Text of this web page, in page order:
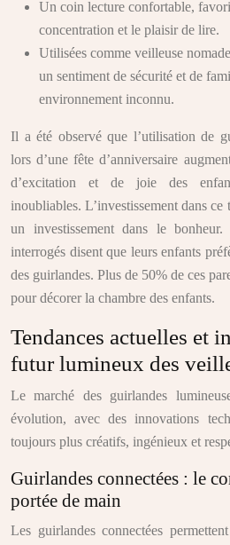
Un coin lecture confortable,
concentration et le plaisir de lire.
Utilisées comme veilleuse
un sentiment de sécurité et de
environnement inconnu.
Il a été observé que l’utilisation de
lors d’une fête d’anniversaire
d’excitation et de joie des
inoubliables. L’investissement dans
un investissement dans le
interrogés disent que leurs enfants
des guirlandes. Plus de 50% de ces
pour décorer la chambre des enfants.
Tendances actuelles et
futur lumineux des
Le marché des guirlandes
évolution, avec des innovations
toujours plus créatifs, ingénieux et
Guirlandes connectées : le
portée de main
Les guirlandes connectées